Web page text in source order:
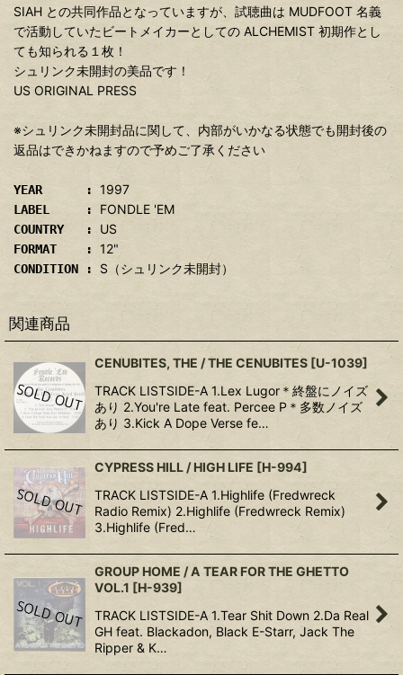
SIAH との共同作品となっていますが、試聴曲は MUDFOOT 名義
で活動していたビートメイカーとしての ALCHEMIST 初期作とし
ても知られる１枚！
シュリンク未開封の美品です！
US ORIGINAL PRESS
※シュリンク未開封品に関して、内部がいかなる状態でも開封後の
返品はできかねますので予めご了承ください
YEAR : 1997
LABEL : FONDLE 'EM
COUNTRY : US
FORMAT : 12"
CONDITION : S（シュリンク未開封）
関連商品
CENUBITES, THE / THE CENUBITES [U-1039]
TRACK LISTSIDE-A 1.Lex Lugor＊終盤にノイズ
あり 2.You're Late feat. Percee P＊多数ノイズ
あり 3.Kick A Dope Verse fe…
CYPRESS HILL / HIGH LIFE [H-994]
TRACK LISTSIDE-A 1.Highlife (Fredwreck
Radio Remix) 2.Highlife (Fredwreck Remix)
3.Highlife (Fred…
GROUP HOME / A TEAR FOR THE GHETTO
VOL.1 [H-939]
TRACK LISTSIDE-A 1.Tear Shit Down 2.Da Real
GH feat. Blackadon, Black E-Starr, Jack The
Ripper & K…